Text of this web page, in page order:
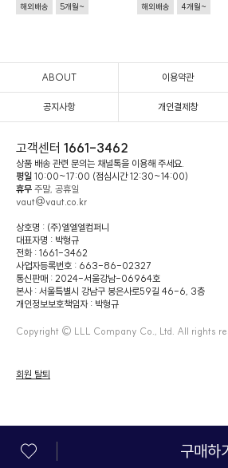
구매하
해외배송
5개월~
해외배송
4개월~
ABOUT 이용약관
공지사항 개인결제창
고객센터 1661-3462
상품 배송 관련 문의는 채널톡을 이용해 주세요.
평일 10:00~17:00 (점심시간 12:30~14:00)
휴무 주말, 공휴일
vaut@vaut.co.kr
상호명 : (주)엘엘엘컴퍼니
대표자명 : 박형규
전화 : 1661-3462
사업자등록번호 : 663-86-02327
통신판매 : 2024-서울강남-06964호
본사 : 서울특별시 강남구 봉은사로59길 46-6, 3층
개인정보보호책임자 : 박형규
Copyright © LLL Company Co., Ltd. All rights
회원 탈퇴